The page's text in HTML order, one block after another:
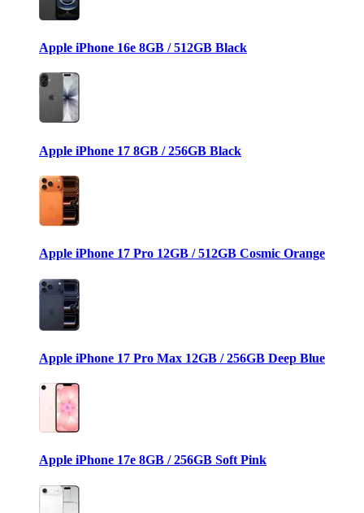
Apple iPhone 16e 8GB / 512GB Black
Apple iPhone 17 8GB / 256GB Black
Apple iPhone 17 Pro 12GB / 512GB Cosmic Orange
Apple iPhone 17 Pro Max 12GB / 256GB Deep Blue
Apple iPhone 17e 8GB / 256GB Soft Pink